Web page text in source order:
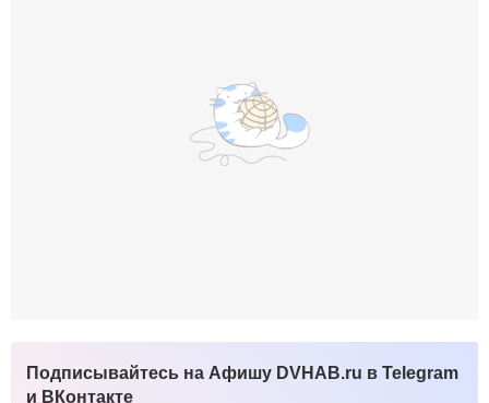
Подписывайтесь на Афишу DVHAB.ru в Telegram
и ВКонтакте